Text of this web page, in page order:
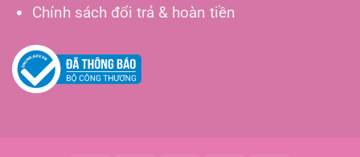
Chính sách đổi trả & hoàn tiền